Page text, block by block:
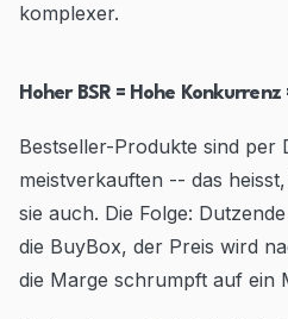
komplexer.
Hoher BSR = Hohe
Bestseller-Produkte sind per
meistverkauften -- das
sie auch. Die Folge:
die BuyBox, der Preis wird
die Marge schrumpft auf ein